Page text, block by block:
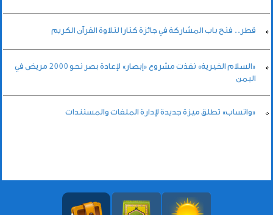
قطر.. فتح باب المشاركة في جائزة كتارا لتلاوة القرآن الكريم
«السلام الخيرية» نفذت مشروع «إبصار» لإعادة بصر نحو 2000 مريض في
اليمن
«واتساب» تطلق ميزة جديدة لإدارة الملفات والمستندات